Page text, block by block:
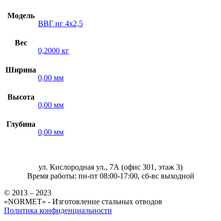
Модель
ВВГ нг 4х2,5
Вес
0,2000 кг
Ширина
0,00 мм
Высота
0,00 мм
Глубина
0,00 мм
ул. Кислородная ул., 7А (офис 301, этаж 3)
Время работы: пн-пт 08:00-17:00, сб-вс выходной
© 2013 – 2023
«NORMET» - Изготовление стальных отводов
Политика конфиденциальности